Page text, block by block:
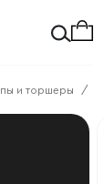
и торшеры